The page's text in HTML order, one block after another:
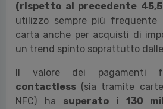
(rispetto al precedente
utilizzo sempre più frequente
carta anche per acquisti di
un trend spinto soprattutto
Il valore dei pagamenti
contactless (sia tramite
NFC) ha superato i 130